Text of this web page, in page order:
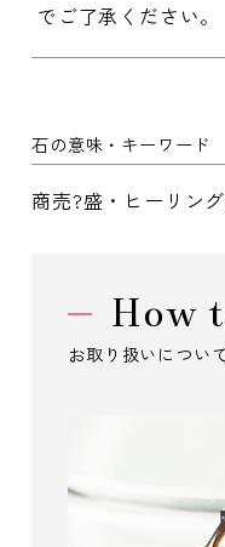
でご了承ください。
石の意味・キーワード
商売?盛・ヒーリン
How
お取り扱いについて